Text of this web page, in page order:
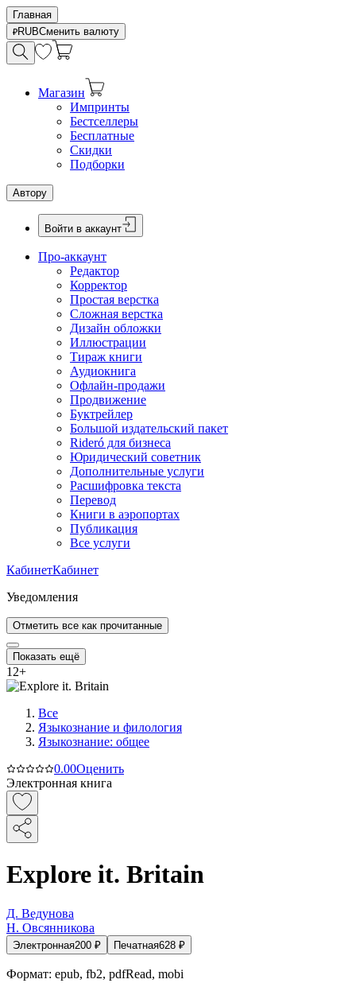
Главная
RUBСменить валюту
Магазин
Импринты
Бестселлеры
Бесплатные
Скидки
Подборки
Автору
Войти в аккаунт
Про-аккаунт
Редактор
Корректор
Простая верстка
Сложная верстка
Дизайн обложки
Иллюстрации
Тираж книги
Аудиокнига
Офлайн-продажи
Продвижение
Буктрейлер
Большой издательский пакет
Rideró для бизнеса
Юридический советник
Дополнительные услуги
Расшифровка текста
Перевод
Книги в аэропортах
Публикация
Все услуги
КабинетКабинет
Уведомления
Отметить все как прочитанные
Показать ещё
12+
Все
Языкознание и филология
Языкознание: общее
0.00Оценить
Электронная книга
Explore it. Britain
Д. Ведунова
Н. Овсянникова
Электронная200 ₽ Печатная628 ₽
Формат: epub, fb2, pdfRead, mobi